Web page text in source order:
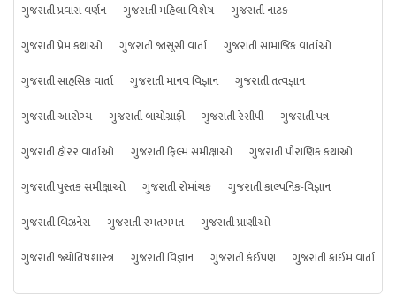
ગુજરાતી પ્રવાસ વર્ણન
ગુજરાતી મહિલા વિશેષ
ગુજરાતી નાટક
ગુજરાતી પ્રેમ કથાઓ
ગુજરાતી જાસૂસી વાર્તા
ગુજરાતી સામાજિક વાર્તાઓ
ગુજરાતી સાહસિક વાર્તા
ગુજરાતી માનવ વિજ્ઞાન
ગુજરાતી તત્વજ્ઞાન
ગુજરાતી આરોગ્ય
ગુજરાતી બાયોગ્રાફી ગુજરાતી રેસીપી
ગુજરાતી પત્ર
ગુજરાતી હૉરર વાર્તાઓ
ગુજરાતી ફિલ્મ સમીક્ષાઓ
ગુજરાતી પૌરાણિક કથાઓ
ગુજરાતી પુસ્તક સમીક્ષાઓ
ગુજરાતી રોમાંચક
ગુજરાતી કાલ્પનિક-વિજ્ઞાન
ગુજરાતી બિઝનેસ
ગુજરાતી રમતગમત
ગુજરાતી પ્રાણીઓ
ગુજરાતી જ્યોતિષશાસ્ત્ર
ગુજરાતી વિજ્ઞાન ગુજરાતી કંઈપણ ગુજરાતી ક્રાઇમ વાર્તા